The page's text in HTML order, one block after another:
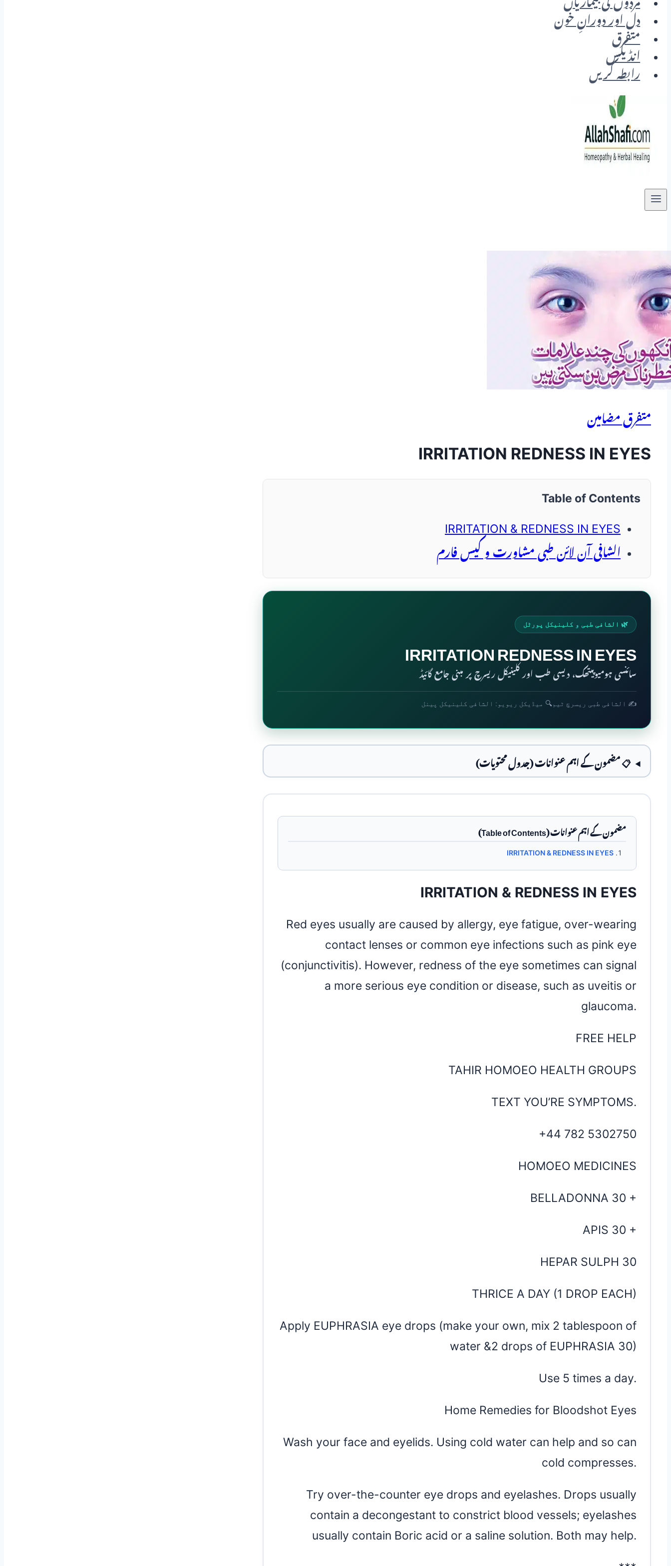
مردوں کی بیماریاں
دل اور دورانِ خون
متفرق
انڈیکس
رابطہ کریں
متفرق مضامین
IRRITATION REDNESS IN EYES
Table of Contents
IRRITATION & REDNESS IN EYES
الشافی آن لائن طبی مشاورت و کیس فارم
🌿 الشافی طبی و کلینیکل پورٹل
IRRITATION REDNESS IN EYES
سائنسی ہومیوپیتھک، دیسی طب اور کلینیکل ریسرچ پر مبنی جامع گائیڈ
✍️ الشافی طبی ریسرچ ٹیم🔍 میڈیکل ریویو: الشافی کلینیکل پینل
📋 مضمون کے اہم عنوانات (جدول محتویات)
مضمون کے اہم عنوانات (Table of Contents)
IRRITATION & REDNESS IN EYES
IRRITATION & REDNESS IN EYES
Red eyes usually are caused by allergy, eye fatigue, over-wearing
contact lenses or common eye infections such as pink eye
(conjunctivitis). However, redness of the eye sometimes can signal
a more serious eye condition or disease, such as uveitis or
glaucoma.
FREE HELP
TAHIR HOMOEO HEALTH GROUPS
TEXT YOU’RE SYMPTOMS.
+44 782 5302750
HOMOEO MEDICINES
BELLADONNA 30 +
APIS 30 +
HEPAR SULPH 30
THRICE A DAY (1 DROP EACH)
Apply EUPHRASIA eye drops (make your own, mix 2 tablespoon of
water &2 drops of EUPHRASIA 30)
Use 5 times a day.
Home Remedies for Bloodshot Eyes
Wash your face and eyelids. Using cold water can help and so can
cold compresses.
Try over-the-counter eye drops and eyelashes. Drops usually
contain a decongestant to constrict blood vessels; eyelashes
usually contain Boric acid or a saline solution. Both may help.